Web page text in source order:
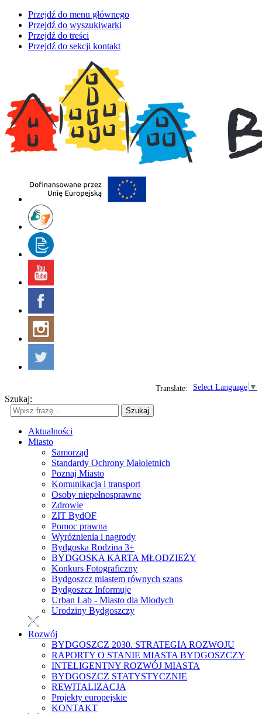
Przejdź do menu głównego
Przejdź do wyszukiwarki
Przejdź do treści
Przejdź do sekcji kontakt
Select Language ▼
Translate:
Szukaj:
Szukaj
Aktualności
Miasto
Samorząd
Standardy Ochrony Małoletnich
Poznaj Miasto
Komunikacja i transport
Osoby niepełnosprawne
Zdrowie
ZIT BydOF
Pomoc prawna
Wyróżnienia i nagrody
Bydgoska Rodzina 3+
BYDGOSKA KARTA MŁODZIEŻY
Konkurs Fotograficzny
Bydgoszcz miastem równych szans
Bydgoszcz Informuje
Urban Lab - Miasto dla Młodych
Urodziny Bydgoszczy
Rozwój
BYDGOSZCZ 2030. STRATEGIA ROZWOJU
RAPORTY O STANIE MIASTA BYDGOSZCZY
INTELIGENTNY ROZWÓJ MIASTA
BYDGOSZCZ STATYSTYCZNIE
REWITALIZACJA
Projekty europejskie
KONTAKT